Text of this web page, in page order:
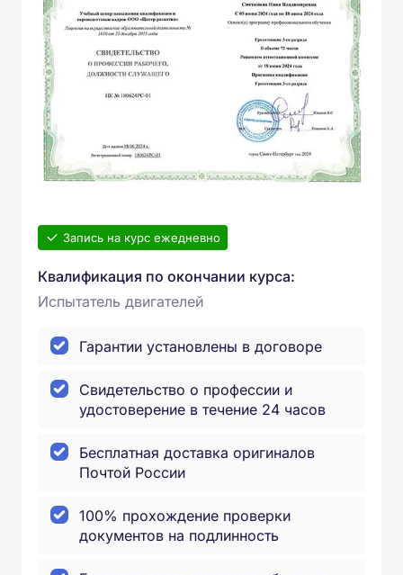
Запись на курс ежедневно
Квалификация по окончании курса:
Испытатель двигателей
Гарантии установлены в договоре
Свидетельство о профессии и
удостоверение в течение 24 часов
Бесплатная доставка оригиналов
Почтой России
100% прохождение проверки
документов на подлинность